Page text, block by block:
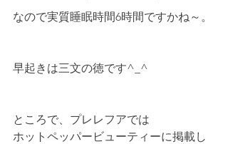
なので実質睡眠時間6時間ですかね～。
早起きは三文の徳です^_^
ところで、プレレフアでは
ホットペッパービューティーに掲載し